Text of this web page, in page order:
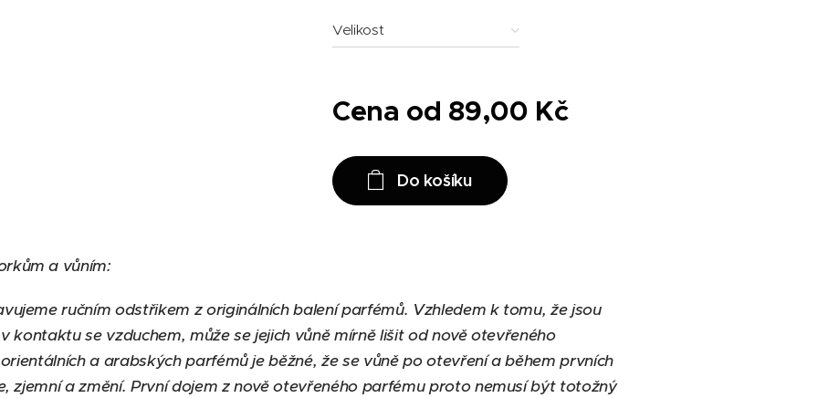
Velikost
Cena od 89,00 Kč
Do košíku
a vůním:
ručním odstřikem z originálních balení parfémů. Vzhledem k tomu, že jsou
kontaktu se vzduchem, může se jejich vůně mírně lišit od nově otevřeného
a arabských parfémů je běžné, že se vůně po otevření a během prvních
zjemní a změní. První dojem z nově otevřeného parfému proto nemusí být totožný